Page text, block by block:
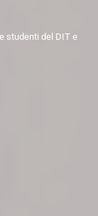
studenti del DIT e